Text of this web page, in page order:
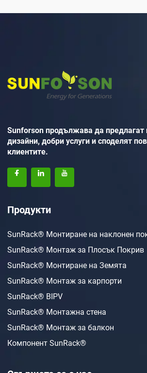
Sunforson продължава да предлагат
дизайни, добри услуги и споделят
клиентите.
Продукти
SunRack® Монтиране на наклонен
SunRack® Монтаж за Плосък Покрив
SunRack® Монтиране на Земята
SunRack® Монтаж за карпорти
SunRack® BIPV
SunRack® Монтажна стена
SunRack® Монтаж за балкон
Компонент SunRack®